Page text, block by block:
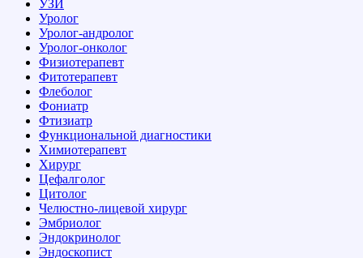
УЗИ
Уролог
Уролог-андролог
Уролог-онколог
Физиотерапевт
Фитотерапевт
Флеболог
Фониатр
Фтизиатр
Функциональной диагностики
Химиотерапевт
Хирург
Цефалголог
Цитолог
Челюстно-лицевой хирург
Эмбриолог
Эндокринолог
Эндоскопист